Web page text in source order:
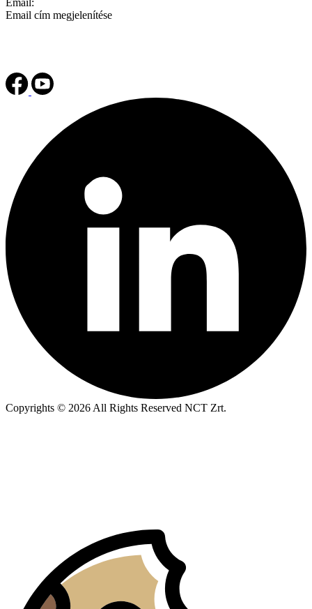
Email cím megjelenítése
Copyrights © 2026 All Rights Reserved NCT Zrt.